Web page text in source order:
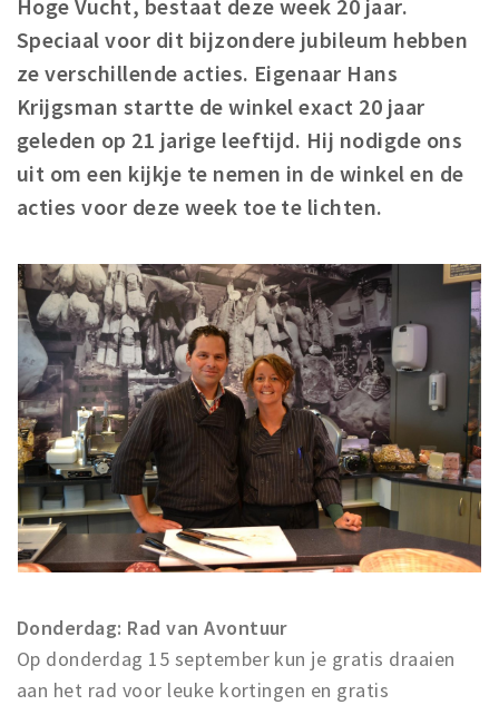
Woonruimte
Inschrijven gemeente
Zorgverzekering
Huisarts en eerste hulp
Q&A
KORTING
Draai aan het rad!
VRIJE TIJD
Sport
Nieuws
Agenda
Bezienswaardigheden
Musea, theaters & podia
Uitjes & activiteiten
Natuurgebieden
Party pics
Eten
Hoge Vucht, bestaat deze week 20 jaar.
Speciaal voor dit bijzondere jubileum hebben
ze verschillende acties. Eigenaar Hans
Krijgsman startte de winkel exact 20 jaar
geleden op 21 jarige leeftijd. Hij nodigde ons
uit om een kijkje te nemen in de winkel en de
acties voor deze week toe te lichten.
Donderdag: Rad van Avontuur
Op donderdag 15 september kun je gratis draaien
aan het rad voor leuke kortingen en gratis